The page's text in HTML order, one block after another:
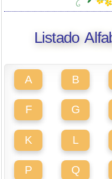
Listado
A B
F G
K L
P Q